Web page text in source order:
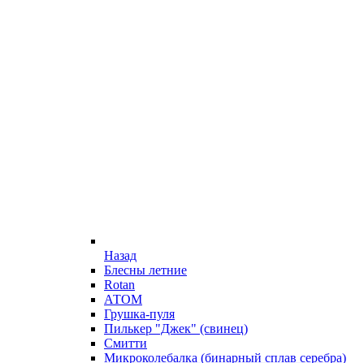
Назад
Блесны летние
Rotan
АТОМ
Грушка-пуля
Пилькер "Джек" (свинец)
Смитти
Микроколебалка (бинарный сплав серебра)